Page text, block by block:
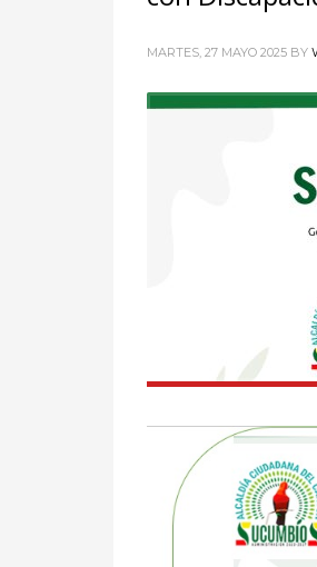
MARTES, 27 MAYO 2025 BY